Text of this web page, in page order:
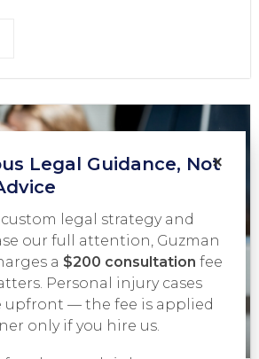
×
Legal Guidance, Not
custom legal strategy and
our full attention, Guzman
a $200 consultation fee
Personal injury cases
upfront — the fee is applied
only if you hire us.